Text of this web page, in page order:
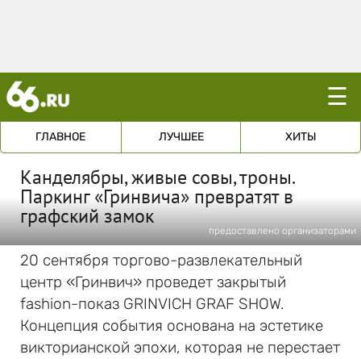
☰
ГЛАВНОЕ ЛУЧШЕЕ ХИТЫ
Канделябры, живые совы, троны.
Паркинг «Гринвича» превратят в
графский замок
предоставлено организаторами
20 сентября торгово-развлекательный
центр «Гринвич» проведет закрытый
fashion-показ GRINVICH GRAF SHOW.
Концепция события основана на эстетике
викторианской эпохи, которая не перестает